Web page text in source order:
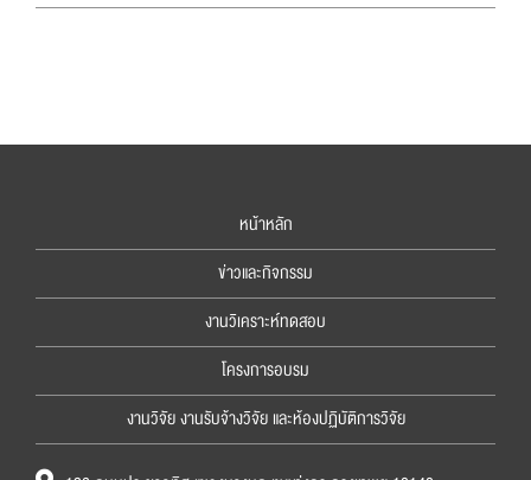
หน้าหลัก
ข่าวและกิจกรรม
งานวิเคราะห์ทดสอบ
โครงการอบรม
งานวิจัย งานรับจ้างวิจัย และห้องปฏิบัติการวิจัย